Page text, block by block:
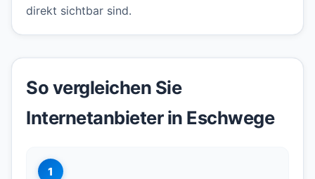
direkt sichtbar sind.
So vergleichen Sie
Internetanbieter in Eschwege
1